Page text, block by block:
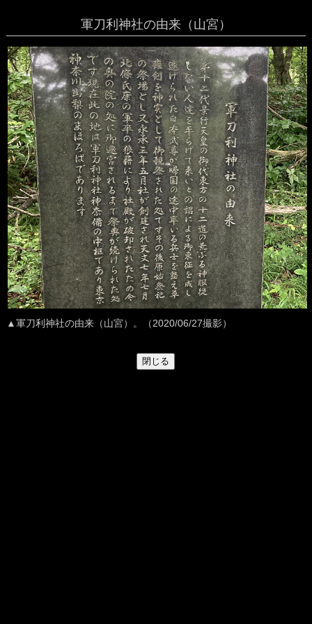
軍刀利神社の由来（山宮）
▲軍刀利神社の由来（山宮）。（2020/06/27撮影）